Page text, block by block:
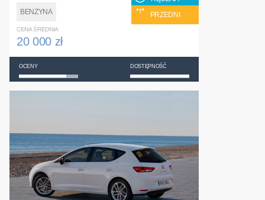
BENZYNA
PRZEDNI
CENA ŚREDNIA
20 000 zł
OCENY DOSTĘPNOŚĆ